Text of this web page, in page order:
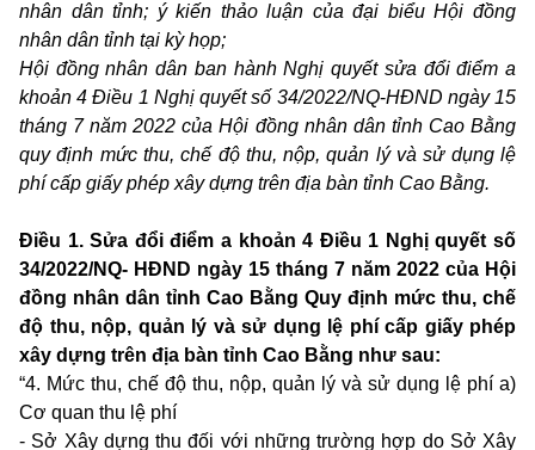
nhân dân tỉnh; ý kiến thảo luận của đại biểu Hội đồng
nhân dân tỉnh tại kỳ họp;
Hội đồng nhân dân ban hành Nghị quyết sửa đổi điểm a
khoản 4 Điều 1 Nghị quyết số 34/2022/NQ-HĐND ngày 15
tháng 7 năm 2022 của Hội đồng nhân dân tỉnh Cao Bằng
quy định mức thu, chế độ thu, nộp, quản lý và sử dụng lệ
phí cấp giấy phép xây dựng trên địa bàn tỉnh Cao Bằng.
Điều 1. Sửa đổi điểm a khoản 4 Điều 1 Nghị quyết số
34/2022/NQ- HĐND ngày 15 tháng 7 năm 2022 của Hội
đồng nhân dân tỉnh Cao Bằng Quy định mức thu, chế
độ thu, nộp, quản lý và sử dụng lệ phí cấp giấy phép
xây dựng trên địa bàn tỉnh Cao Bằng như sau:
“4. Mức thu, chế độ thu, nộp, quản lý và sử dụng lệ phí a)
Cơ quan thu lệ phí
- Sở Xây dựng thu đối với những trường hợp do Sở Xây